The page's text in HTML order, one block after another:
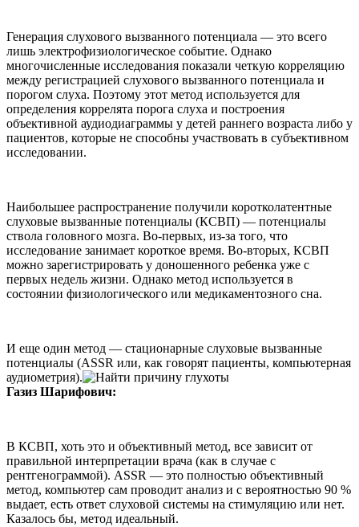
Генерация слухового вызванного потенциала — это всего
лишь электрофизиологическое событие. Однако
многочисленные исследования показали четкую корреляцию
между регистрацией слухового вызванного потенциала и
порогом слуха. Поэтому этот метод используется для
определения коррелята порога слуха и построения
объективной аудиодиаграммы у детей раннего возраста либо у
пациентов, которые не способны участвовать в субъективном
исследовании.
Наибольшее распространение получили коротколатентные
слуховые вызванные потенциалы (КСВП) — потенциалы
ствола головного мозга. Во-первых, из-за того, что
исследование занимает короткое время. Во-вторых, КСВП
можно зарегистрировать у доношенного ребенка уже с
первых недель жизни. Однако метод используется в
состоянии физиологического или медикаментозного сна.
И еще один метод — стационарные слуховые вызванные
потенциалы (ASSR или, как говорят пациенты, компьютерная
аудиометрия).
Газиз Шарифович:
В КСВП, хоть это и объективный метод, все зависит от
правильной интерпретации врача (как в случае с
рентгенограммой). ASSR — это полностью объективный
метод, компьютер сам проводит анализ и с вероятностью 90 %
выдает, есть ответ слуховой системы на стимуляцию или нет.
Казалось бы, метод идеальный.